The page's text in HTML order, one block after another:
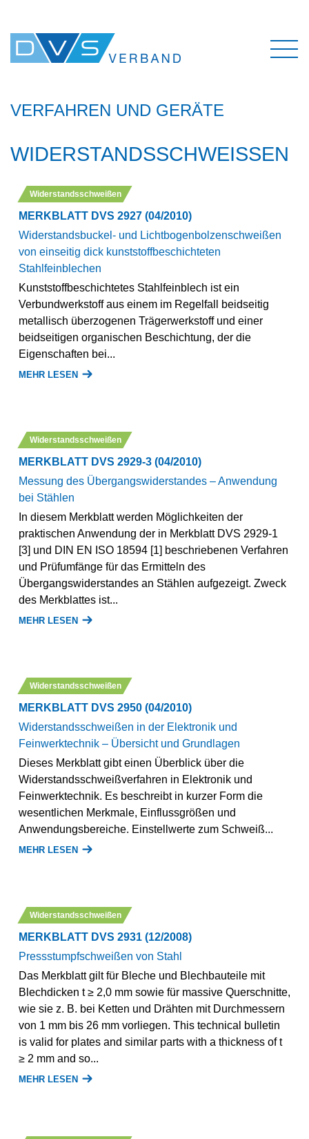
VERFAHREN UND GERÄTE
WIDERSTANDSSCHWEISSEN
Widerstandsschweißen
MERKBLATT DVS 2927 (04/2010)
Widerstandsbuckel- und Lichtbogenbolzenschweißen
von einseitig dick kunststoffbeschichteten
Stahlfeinblechen
Kunststoffbeschichtetes Stahlfeinblech ist ein
Verbundwerkstoff aus einem im Regelfall beidseitig
metallisch überzogenen Trägerwerkstoff und einer
beidseitigen organischen Beschichtung, der die
Eigenschaften bei...
MEHR LESEN
Widerstandsschweißen
MERKBLATT DVS 2929-3 (04/2010)
Messung des Übergangswiderstandes – Anwendung
bei Stählen
In diesem Merkblatt werden Möglichkeiten der
praktischen Anwendung der in Merkblatt DVS 2929-1
[3] und DIN EN ISO 18594 [1] beschriebenen Verfahren
und Prüfumfänge für das Ermitteln des
Übergangswiderstandes an Stählen aufgezeigt. Zweck
des Merkblattes ist...
MEHR LESEN
Widerstandsschweißen
MERKBLATT DVS 2950 (04/2010)
Widerstandsschweißen in der Elektronik und
Feinwerktechnik – Übersicht und Grundlagen
Dieses Merkblatt gibt einen Überblick über die
Widerstandsschweißverfahren in Elektronik und
Feinwerktechnik. Es beschreibt in kurzer Form die
wesentlichen Merkmale, Einflussgrößen und
Anwendungsbereiche. Einstellwerte zum Schweiß...
MEHR LESEN
Widerstandsschweißen
MERKBLATT DVS 2931 (12/2008)
Pressstumpfschweißen von Stahl
Das Merkblatt gilt für Bleche und Blechbauteile mit
Blechdicken t ≥ 2,0 mm sowie für massive Querschnitte,
wie sie z. B. bei Ketten und Drähten mit Durchmessern
von 1 mm bis 26 mm vorliegen. This technical bulletin
is valid for plates and similar parts with a thickness of t
≥ 2 mm and so...
MEHR LESEN